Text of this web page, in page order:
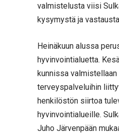
valmistelusta viisi
kysymystä ja
Heinäkuun alussa
hyvinvointialuetta.
kunnissa
terveyspalveluihin
henkilöstön siirtoa
hyvinvointialueille.
Juho Järvenpään